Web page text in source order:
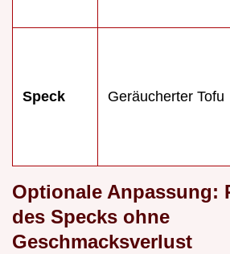
Speck Geräucherter Tofu
Optionale Anpassung:
des Specks ohne
Geschmacksverlust